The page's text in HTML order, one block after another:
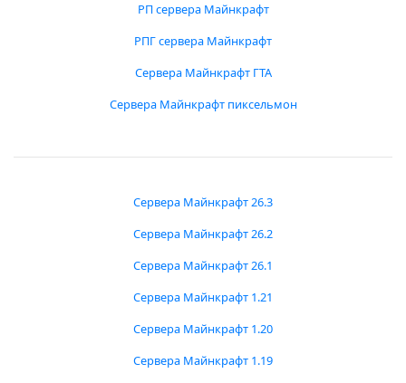
РП сервера Майнкрафт
РПГ сервера Майнкрафт
Сервера Майнкрафт ГТА
Сервера Майнкрафт пиксельмон
Сервера Майнкрафт 26.3
Сервера Майнкрафт 26.2
Сервера Майнкрафт 26.1
Сервера Майнкрафт 1.21
Сервера Майнкрафт 1.20
Сервера Майнкрафт 1.19